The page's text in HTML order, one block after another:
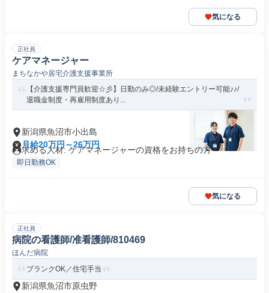
気になる
正社員
ケアマネージャー
まちなかや居宅介護支援事業所
【介護支援専門員歓迎☆彡】日勤のみ◎/未経験エントリー可能♪♪/
退職金制度・再雇用制度あり...
新潟県魚沼市小出島
月給20万円～26万円
求める人材: ケアマネージャーの資格をお持ちの方
即日勤務OK
気になる
正社員
病院の看護師/准看護師/810469
ほんだ病院
ブランクOK／住宅手当
新潟県魚沼市原虫野